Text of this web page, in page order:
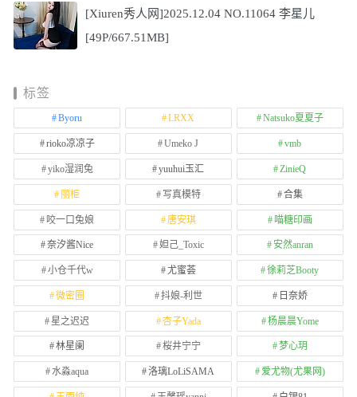
[Xiuren秀人网]2025.12.04 NO.11064 李星儿
[49P/667.51MB]
标签
Byoru LRXX Natsuko夏夏子
rioko凉凉子 Umeko J vmb
yiko湿润兔 yuuhui玉汇 ZinieQ
丽柜 写真模特 合集
咬一口兔娘 唐安琪 喵糖印画
奈汐酱Nice 妲己_Toxic 安然anran
小仓千代w 尤蜜荟 徐莉芝Booty
微密圈 抖娘-利世 日奈娇
星之迟迟 杏子Yada 杨晨晨Yome
林星阑 桜井宁宁 梦心玥
水淼aqua 洛璃LoLiSAMA 爱尤物(尤果网)